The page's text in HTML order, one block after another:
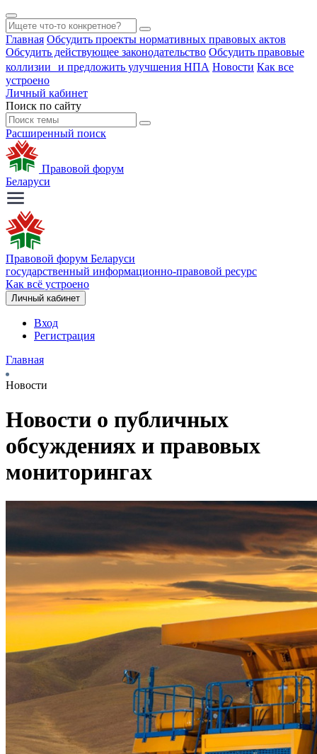
Главная Обсудить проекты нормативных правовых актов
Обсудить действующее законодательство Обсудить правовые
коллизии и предложить улучшения НПА Новости Как все
устроено
Личный кабинет
Поиск по сайту
Расширенный поиск
Правовой форум
Беларуси
Правовой форум Беларуси
государственный информационно-правовой ресурс
Как всё устроено
Личный кабинет
Вход
Регистрация
Главная
Новости
Новости о публичных
обсуждениях и правовых
мониторингах